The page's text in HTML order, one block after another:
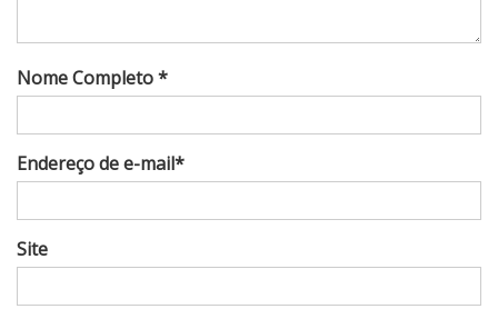
Nome Completo *
Endereço de e-mail*
Site